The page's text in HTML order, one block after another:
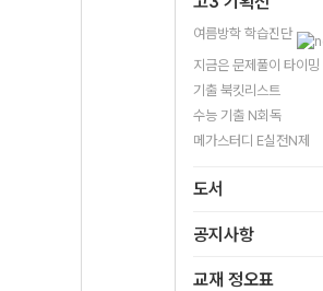
여름방학 학습진단
지금은 문제풀이 타이밍
기출 북킷리스트
수능 기출 N회독
메가스터디 E실전N제
도서
공지사항
교재 정오표